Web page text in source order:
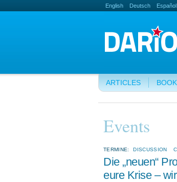
English Deutsch Español
ARTICLES
Events
TERMINE: DISCUSSION
Die „neuen“
eure Krise –